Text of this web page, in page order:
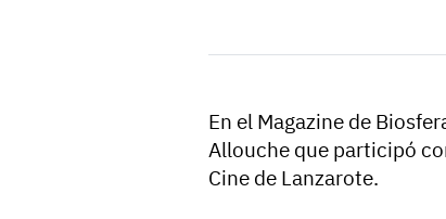
En el Magazine de
Allouche que participó
Cine de Lanzarote.